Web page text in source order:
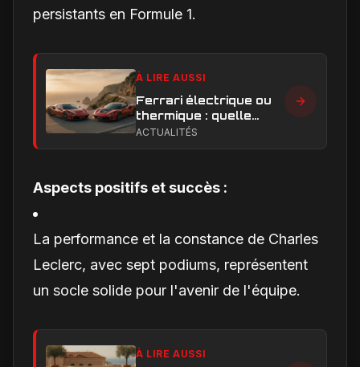
persistants en Formule 1.
À LIRE AUSSI
Ferrari électrique ou
thermique : quelle
performance et quelle
ACTUALITÉS
Aspects positifs et succès :
La performance et la constance de Charles
Leclerc, avec sept podiums, représentent
un socle solide pour l'avenir de l'équipe.
À LIRE AUSSI